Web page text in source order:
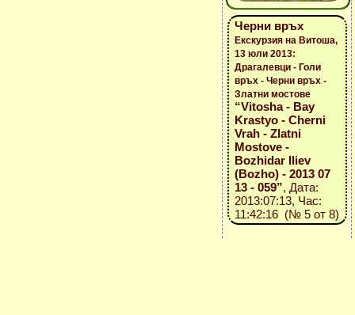
Черни връх
Екскурзия на Витоша,
13 юли 2013:
Драгалевци - Голи
връх - Черни връх -
Златни мостове
“Vitosha - Bay
Krastyo - Cherni
Vrah - Zlatni
Mostove -
Bozhidar Iliev
(Bozho) - 2013 07
13 - 059”, Дата:
2013:07:13, Час:
11:42:16 (№ 5 от 8)